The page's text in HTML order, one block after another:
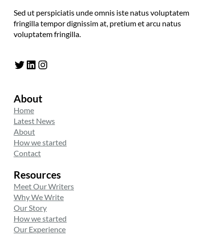
Sed ut perspiciatis unde omnis iste natus voluptatem
fringilla tempor dignissim at, pretium et arcu natus
voluptatem fringilla.
Twitter LinkedIn Instagram
About
Home
Latest News
About
How we started
Contact
Resources
Meet Our Writers
Why We Write
Our Story
How we started
Our Experience